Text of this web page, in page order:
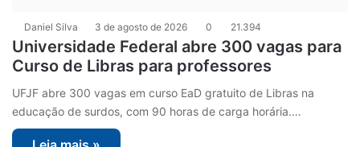
Daniel Silva 3 de agosto de 2026 0 21.394
Universidade Federal abre 300 vagas para
Curso de Libras para professores
UFJF abre 300 vagas em curso EaD gratuito de Libras na
educação de surdos, com 90 horas de carga horária.…